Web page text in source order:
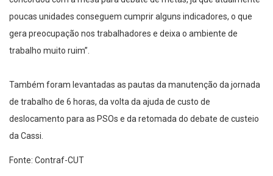
poucas unidades conseguem cumprir alguns indicadores, o que
gera preocupação nos trabalhadores e deixa o ambiente de
trabalho muito ruim”.
Também foram levantadas as pautas da manutenção da jornada
de trabalho de 6 horas, da volta da ajuda de custo de
deslocamento para as PSOs e da retomada do debate de custeio
da Cassi.
Fonte: Contraf-CUT